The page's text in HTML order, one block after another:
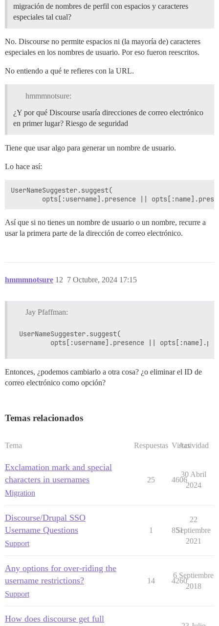
migración de nombres de perfil con espacios y caracteres
especiales tal cual?
No. Discourse no permite espacios ni (la mayoría de) caracteres
especiales en los nombres de usuario. Por eso fueron reescritos.
No entiendo a qué te refieres con la URL.
hmmmnotsure:
¿Y por qué Discourse usaría direcciones de correo electrónico
en primer lugar? Riesgo de seguridad
Tiene que usar algo para generar un nombre de usuario.
Lo hace así:
UserNameSuggester.suggest(
Así que si no tienes un nombre de usuario o un nombre, recurre a
usar la primera parte de la dirección de correo electrónico.
hmmmnotsure 7 Octubre, 2024 17:15
12
Jay Pfaffman:
UserNameSuggester.suggest(
Entonces, ¿podemos cambiarlo a otra cosa? ¿o eliminar el ID de
correo electrónico como opción?
Temas relacionados
Tema Respuestas Vistas
Actividad
Exclamation mark and special
characters in usernames
Migration
25 4606
30 Abril
2024
Discourse/Drupal SSO
Username Questions
Support
1 851
22
Septiembre
2021
Any options for over-riding the
username restrictions?
Support
14 4260
6 Septiembre
2018
How does discourse get full